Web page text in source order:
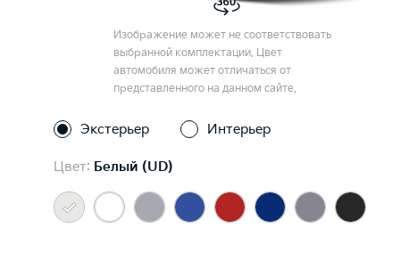
Изображение может не соответствовать
выбранной комплектации. Цвет
автомобиля может отличаться от
представленного на данном сайте.
Экстерьер Интерьер
Цвет: Белый (UD)